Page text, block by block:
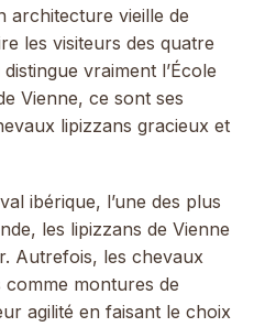
architecture vieille de
les visiteurs des quatre
vraiment l’École
Vienne, ce sont ses
lipizzans gracieux et
ibérique, l’une des plus
les lipizzans de Vienne
Autrefois, les chevaux
comme montures de
agilité en faisant le choix